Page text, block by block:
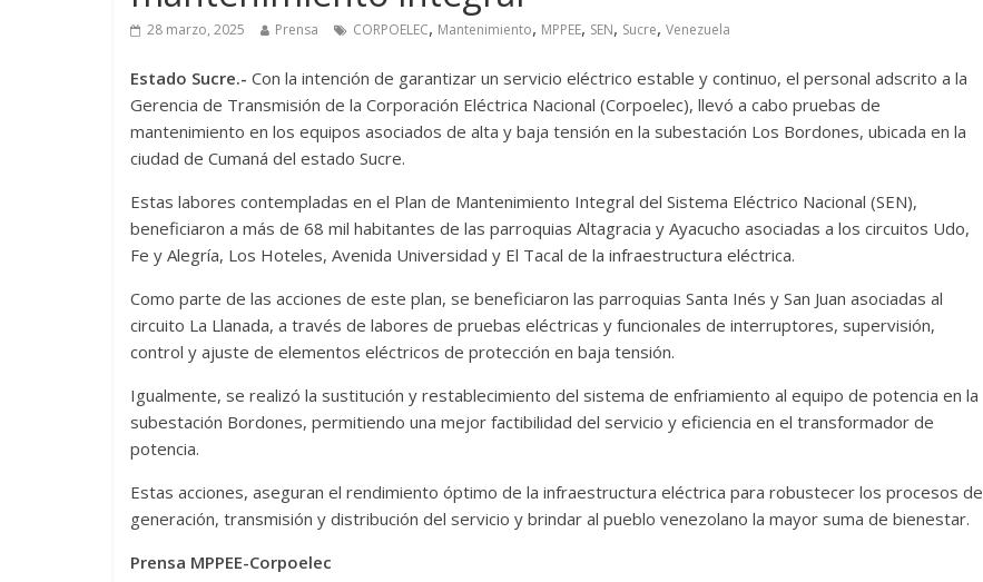
28 marzo, 2025 Prensa CORPOELEC, Mantenimiento, MPPEE, SEN, Sucre, Venezuela
Estado Sucre.- Con la intención de garantizar un servicio eléctrico estable y continuo, el personal adscrito a la
Gerencia de Transmisión de la Corporación Eléctrica Nacional (Corpoelec), llevó a cabo pruebas de
mantenimiento en los equipos asociados de alta y baja tensión en la subestación Los Bordones, ubicada en la
ciudad de Cumaná del estado Sucre.
Estas labores contempladas en el Plan de Mantenimiento Integral del Sistema Eléctrico Nacional (SEN),
beneficiaron a más de 68 mil habitantes de las parroquias Altagracia y Ayacucho asociadas a los circuitos Udo,
Fe y Alegría, Los Hoteles, Avenida Universidad y El Tacal de la infraestructura eléctrica.
Como parte de las acciones de este plan, se beneficiaron las parroquias Santa Inés y San Juan asociadas al
circuito La Llanada, a través de labores de pruebas eléctricas y funcionales de interruptores, supervisión,
control y ajuste de elementos eléctricos de protección en baja tensión.
Igualmente, se realizó la sustitución y restablecimiento del sistema de enfriamiento al equipo de potencia en la
subestación Bordones, permitiendo una mejor factibilidad del servicio y eficiencia en el transformador de
potencia.
Estas acciones, aseguran el rendimiento óptimo de la infraestructura eléctrica para robustecer los procesos de
generación, transmisión y distribución del servicio y brindar al pueblo venezolano la mayor suma de bienestar.
Prensa MPPEE-Corpoelec